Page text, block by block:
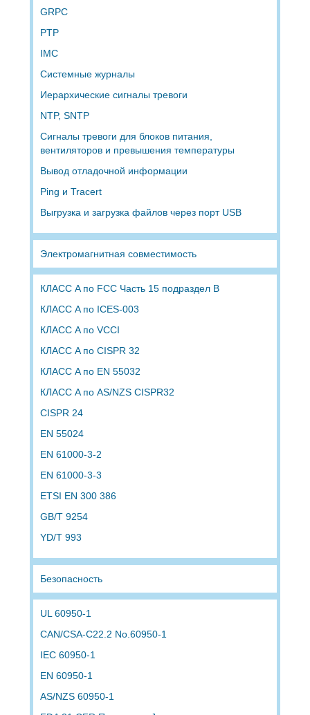
GRPC
PTP
IMC
Системные журналы
Иерархические сигналы тревоги
NTP, SNTP
Сигналы тревоги для блоков питания,
вентиляторов и превышения температуры
Вывод отладочной информации
Ping и Tracert
Выгрузка и загрузка файлов через порт USB
Электромагнитная совместимость
КЛАСС A по FCC Часть 15 подраздел B
КЛАСС A по ICES-003
КЛАСС A по VCCI
КЛАСС A по CISPR 32
КЛАСС A по EN 55032
КЛАСС A по AS/NZS CISPR32
CISPR 24
EN 55024
EN 61000-3-2
EN 61000-3-3
ETSI EN 300 386
GB/T 9254
YD/T 993
Безопасность
UL 60950-1
CAN/CSA-C22.2 No.60950-1
IEC 60950-1
EN 60950-1
AS/NZS 60950-1